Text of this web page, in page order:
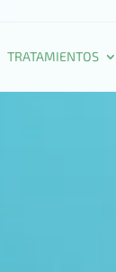
TRATAMIENTOS